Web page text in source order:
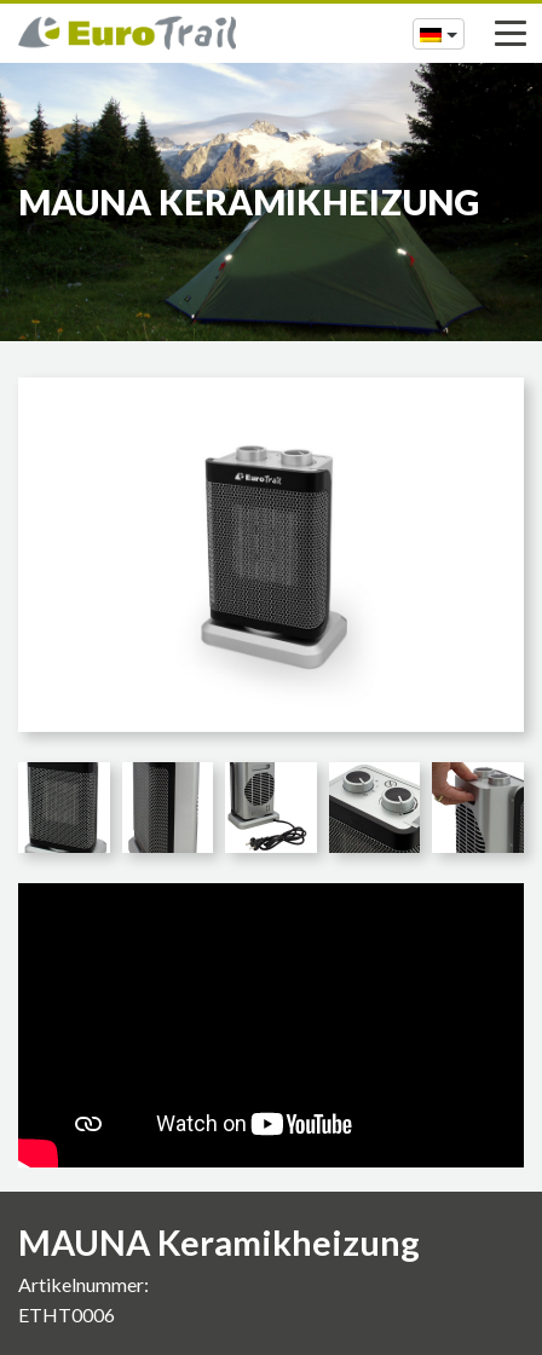
MAUNA KERAMIKHEIZUNG
MAUNA Keramikheizung
Artikelnummer:
ETHT0006